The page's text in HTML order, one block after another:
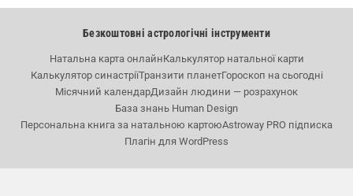
Безкоштовні астрологічні інструменти
Натальна карта онлайнКалькулятор натальної карти
Калькулятор синастріїТранзити планетГороскоп на сьогодні
Місячний календарДизайн людини — розрахунок
База знань Human Design
Персональна книга за натальною картоюAstroway PRO підписка
Плагін для WordPress